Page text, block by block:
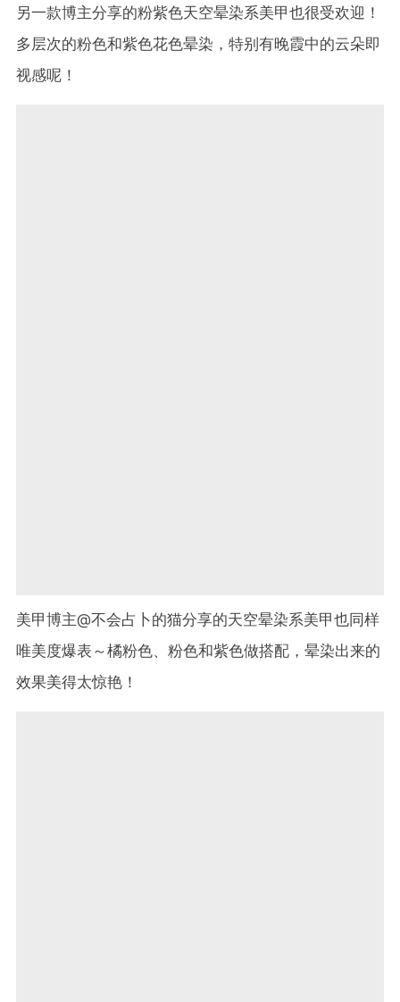
另一款博主分享的粉紫色天空晕染系美甲也很受欢迎！
多层次的粉色和紫色花色晕染，特别有晚霞中的云朵即
视感呢！
美甲博主@不会占卜的猫分享的天空晕染系美甲也同样
唯美度爆表～橘粉色、粉色和紫色做搭配，晕染出来的
效果美得太惊艳！